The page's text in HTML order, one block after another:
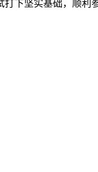
下坚实基础，顺利